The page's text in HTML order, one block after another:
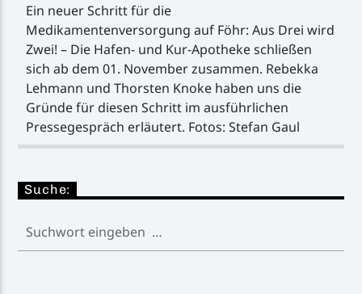
Ein neuer Schritt für die
Medikamentenversorgung auf Föhr: Aus Drei wird
Zwei! – Die Hafen- und Kur-Apotheke schließen
sich ab dem 01. November zusammen. Rebekka
Lehmann und Thorsten Knoke haben uns die
Gründe für diesen Schritt im ausführlichen
Pressegespräch erläutert. Fotos: Stefan Gaul
Suche: